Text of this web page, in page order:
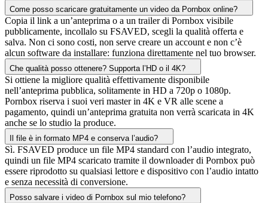
Come posso scaricare gratuitamente un video da Pornbox online?
Copia il link a un’anteprima o a un trailer di Pornbox visibile
pubblicamente, incollalo su FSAVED, scegli la qualità offerta e
salva. Non ci sono costi, non serve creare un account e non c’è
alcun software da installare: funziona direttamente nel tuo browser.
Che qualità posso ottenere? Supporta l’HD o il 4K?
Si ottiene la migliore qualità effettivamente disponibile
nell’anteprima pubblica, solitamente in HD a 720p o 1080p.
Pornbox riserva i suoi veri master in 4K e VR alle scene a
pagamento, quindi un’anteprima gratuita non verrà scaricata in 4K
anche se lo studio la produce.
Il file è in formato MP4 e conserva l’audio?
Sì. FSAVED produce un file MP4 standard con l’audio integrato,
quindi un file MP4 scaricato tramite il downloader di Pornbox può
essere riprodotto su qualsiasi lettore e dispositivo con l’audio intatto
e senza necessità di conversione.
Posso salvare i video di Pornbox sul mio telefono?